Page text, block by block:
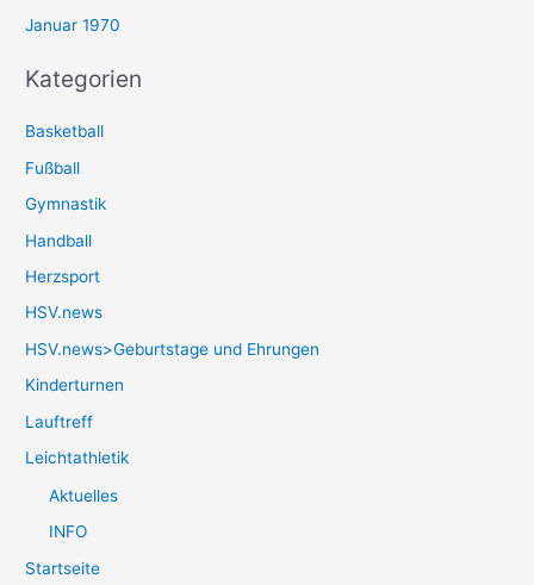
Januar 1970
Kategorien
Basketball
Fußball
Gymnastik
Handball
Herzsport
HSV.news
HSV.news>Geburtstage und Ehrungen
Kinderturnen
Lauftreff
Leichtathletik
Aktuelles
INFO
Startseite